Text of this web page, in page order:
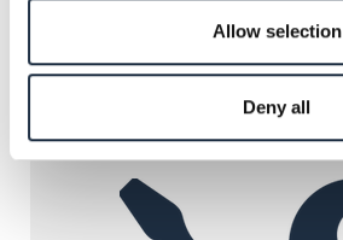
Allow selection
Deny all
Bogenzahn-Turbobaureihen.
Zur Kategorie